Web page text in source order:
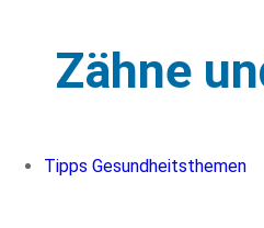
Zähne
Tipps Gesundheitsthemen